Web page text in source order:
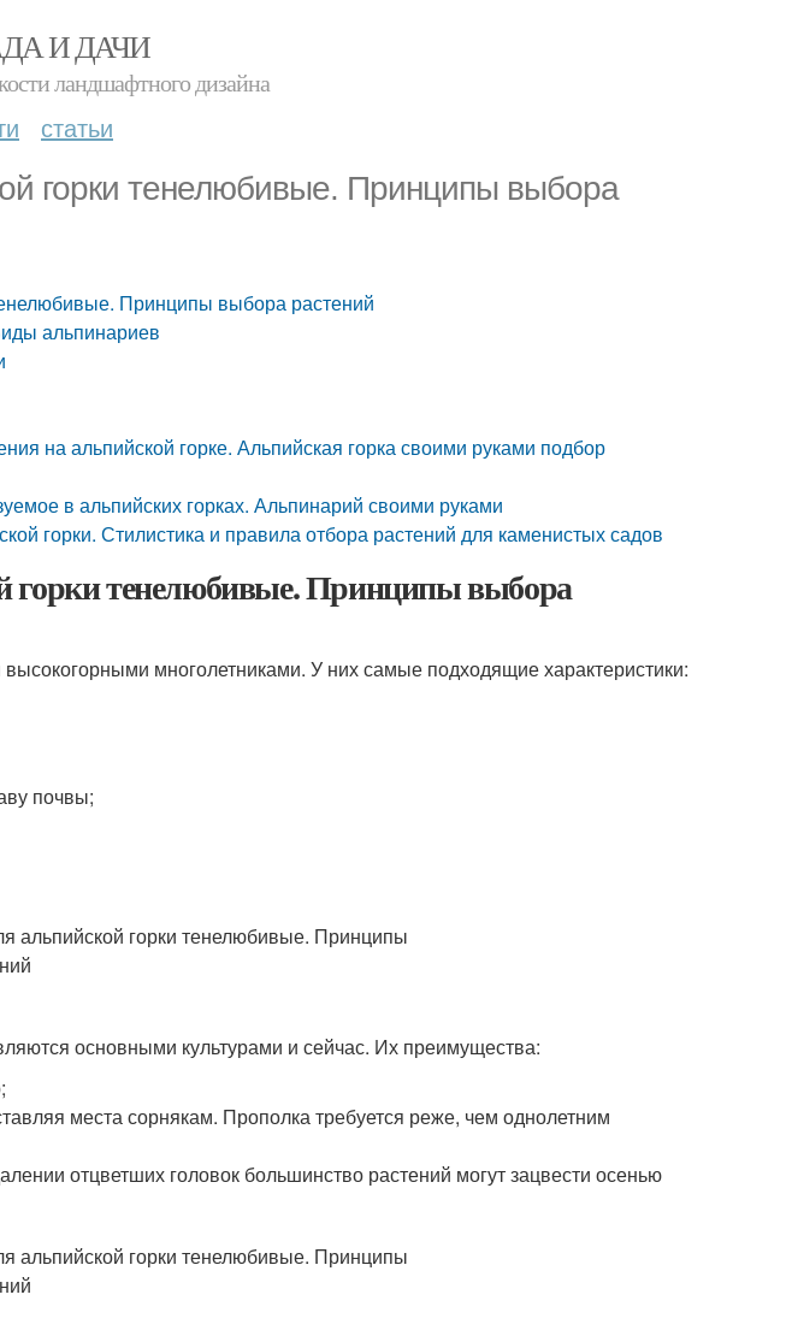
И ДАЧИ
ландшафтного дизайна
статьи
горки тенелюбивые. Принципы выбора
Принципы выбора растений
альпинариев
на альпийской горке. Альпийская горка своими руками подбор
в альпийских горках. Альпинарий своими руками
горки. Стилистика и правила отбора растений для каменистых садов
горки тенелюбивые. Принципы выбора
многолетниками. У них самые подходящие характеристики:
почвы;
основными культурами и сейчас. Их преимущества:
места сорнякам. Прополка требуется реже, чем однолетним
отцветших головок большинство растений могут зацвести осенью